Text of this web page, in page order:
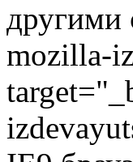
другими
mozilla-